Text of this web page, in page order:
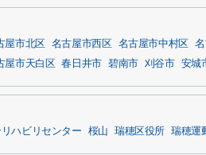
屋市北区 名古屋市西区 名古屋市中村区
屋市天白区 春日井市 碧南市 刈谷市 安城
ハビリセンター 桜山 瑞穂区役所 瑞穂運